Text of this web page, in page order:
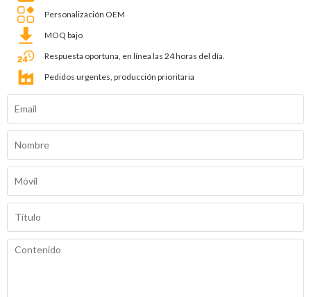
Personalización OEM
MOQ bajo
Respuesta oportuna, en línea las 24 horas del día.
Pedidos urgentes, producción prioritaria